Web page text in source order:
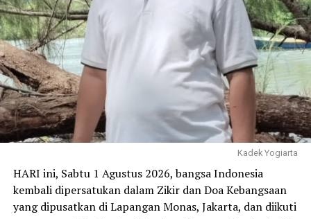
Kadek Yogiarta
HARI ini, Sabtu 1 Agustus 2026, bangsa Indonesia
kembali dipersatukan dalam Zikir dan Doa Kebangsaan
yang dipusatkan di Lapangan Monas, Jakarta, dan diikuti